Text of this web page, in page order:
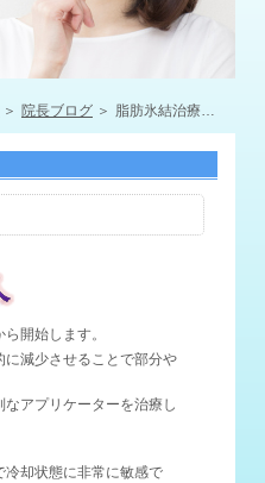
院長ブログ 脂肪氷結治療を9月1日から開始
開始します。
減少させることで部分や
アプリケーターを治療し
却状態に非常に敏感で